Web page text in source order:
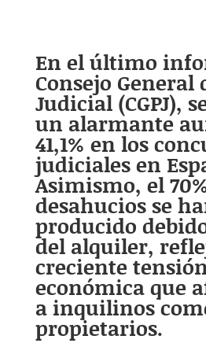
En el último
Consejo General
Judicial (CGPJ),
un alarmante
41,1% en los
judiciales en
Asimismo, el
desahucios se
producido
del alquiler,
creciente
económica que
a inquilinos
propietarios.